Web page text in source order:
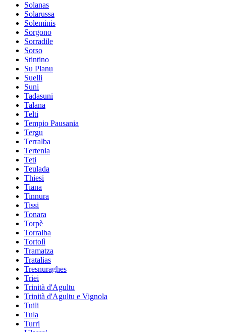
Solanas
Solarussa
Soleminis
Sorgono
Sorradile
Sorso
Stintino
Su Planu
Suelli
Suni
Tadasuni
Talana
Telti
Tempio Pausania
Tergu
Terralba
Tertenia
Teti
Teulada
Thiesi
Tiana
Tinnura
Tissi
Tonara
Torpè
Torralba
Tortolì
Tramatza
Tratalias
Tresnuraghes
Triei
Trinità d'Agultu
Trinità d'Agultu e Vignola
Tuili
Tula
Turri